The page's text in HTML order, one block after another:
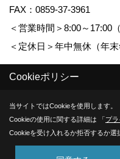
FAX：0859-37-3961
＜営業時間＞8:00～17:00
＜定休日＞年中無休（年末
Produced byゴデスクリエイト
Cookieポリシー
当サイトではCookieを使用します。
Cookieの使用に関する詳細は 「プ
Cookieを受け入れるか拒否するか選